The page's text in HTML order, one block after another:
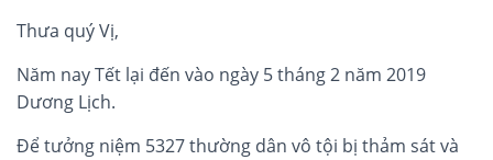
Thưa quý Vị,
Năm nay Tết lại đến vào ngày 5 tháng 2 năm 2019
Dương Lịch.
Để tưởng niệm 5327 thường dân vô tội bị thảm sát và